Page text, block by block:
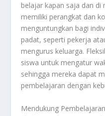
belajar kapan saja dan di
memiliki perangkat dan
menguntungkan bagi
padat, seperti pekerja
mengurus keluarga.
siswa untuk mengatur
sehingga mereka dapat
pembelajaran dengan
Mendukung